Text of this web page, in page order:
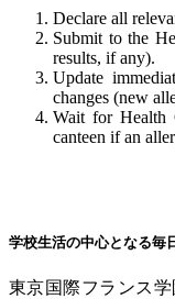
Declare all
Submit to the
results, if any).
Update
changes (new
Wait for Health
canteen if an
学校生活の中心となる毎
東京国際フランス